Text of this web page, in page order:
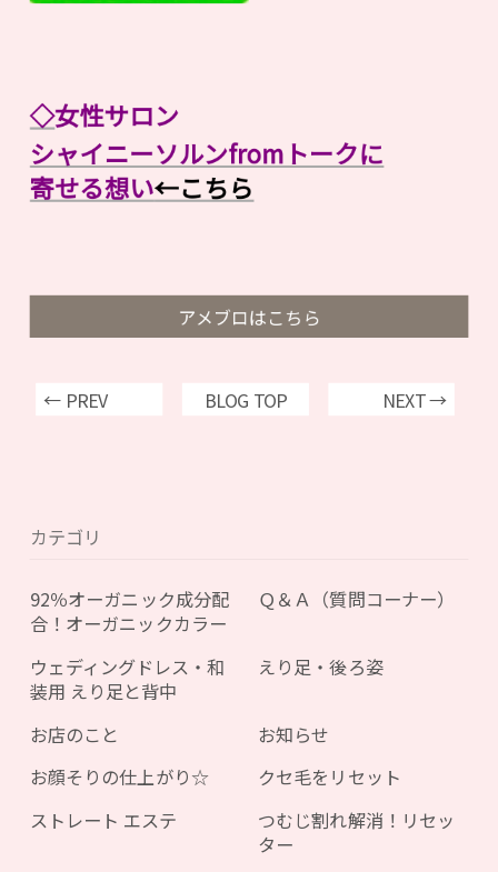
◇女性サロン
シャイニーソルンfromトークに
寄せる想い←こちら
アメブロはこちら
← PREV BLOG TOP NEXT →
カテゴリ
92％オーガニック成分配
合！オーガニックカラー
Ｑ＆Ａ（質問コーナー）
ウェディングドレス・和
装用 えり足と背中
えり足・後ろ姿
お店のこと
お知らせ
お顔そりの仕上がり☆
クセ毛をリセット
ストレート エステ
つむじ割れ解消！リセッ
ター